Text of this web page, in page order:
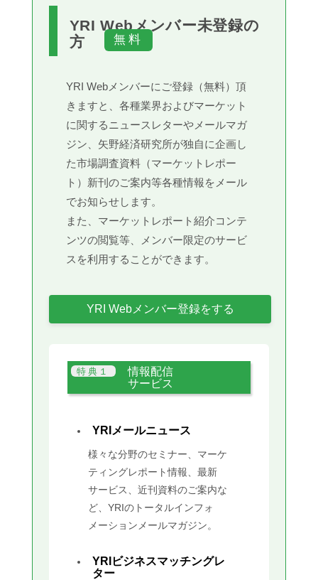
YRI Webメンバー未登録の
方
YRI Webメンバーにご登録（無料）頂
きますと、各種業界およびマーケット
に関するニュースレターやメールマガ
ジン、矢野経済研究所が独自に企画し
た市場調査資料（マーケットレポー
ト）新刊のご案内等各種情報をメール
でお知らせします。
また、マーケットレポート紹介コンテ
ンツの閲覧等、メンバー限定のサービ
スを利用することができます。
YRI Webメンバー登録をする
情報配信
サービス
YRIメールニュース
様々な分野のセミナー、マーケ
ティングレポート情報、最新
サービス、近刊資料のご案内な
ど、YRIのトータルインフォ
メーションメールマガジン。
YRIビジネスマッチングレ
ター